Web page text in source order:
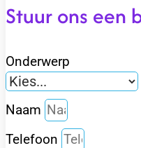
Stuur ons een
Onderwerp
Naam
Telefoon